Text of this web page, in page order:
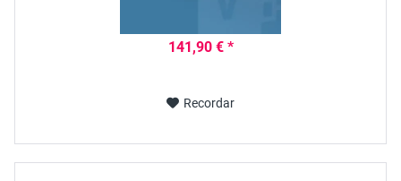
141,90 € *
Recordar